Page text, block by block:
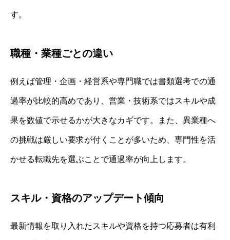
す。
職種・業種ごとの違い
例えば管理・企画・経営系や専門職では書類選考での通
過率が比較的高めであり、営業・技術系ではスキルや成
果を数値で示せるかが大きなカギです。また、異業種へ
の挑戦は厳しい要求が付くことが多いため、専門性を活
かせる転職先を選ぶことで通過率が向上します。
スキル・資格のアップデート傾向
最新情報を取り入れたスキルや資格を持つ応募者は有利